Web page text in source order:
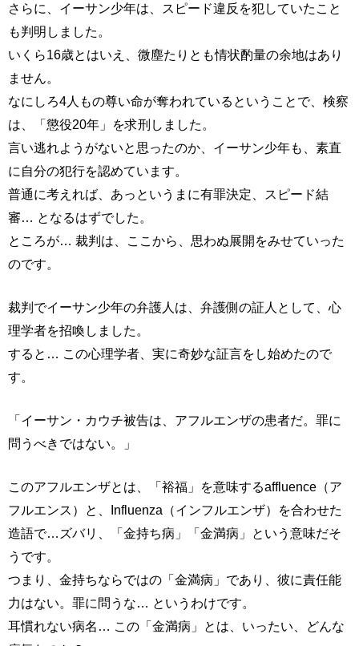
さらに、イーサン少年は、スピード違反を犯していたこと
も判明しました。
いくら16歳とはいえ、微塵たりとも情状酌量の余地はあり
ません。
なにしろ4人もの尊い命が奪われているということで、検察
は、「懲役20年」を求刑しました。
言い逃れようがないと思ったのか、イーサン少年も、素直
に自分の犯行を認めています。
普通に考えれば、あっというまに有罪決定、スピード結
審… となるはずでした。
ところが… 裁判は、ここから、思わぬ展開をみせていった
のです。
裁判でイーサン少年の弁護人は、弁護側の証人として、心
理学者を招喚しました。
すると… この心理学者、実に奇妙な証言をし始めたので
す。
「イーサン・カウチ被告は、アフルエンザの患者だ。罪に
問うべきではない。」
このアフルエンザとは、「裕福」を意味するaffluence（ア
フルエンス）と、Influenza（インフルエンザ）を合わせた
造語で…ズバリ、「金持ち病」「金満病」という意味だそ
うです。
つまり、金持ちならではの「金満病」であり、彼に責任能
力はない。罪に問うな… というわけです。
耳慣れない病名… この「金満病」とは、いったい、どんな